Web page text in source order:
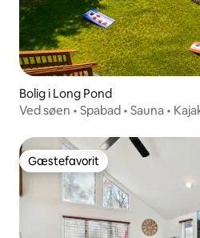
Bolig i Long Pond
Ved søen • Spabad • Sauna •
Gæstefavorit
Gæstefavorit